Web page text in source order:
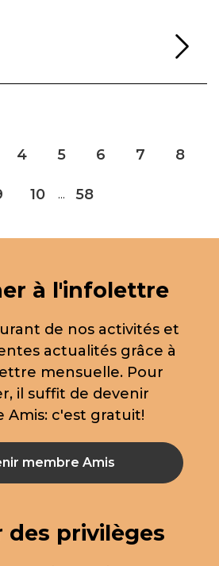
4 5 6 7 8
10 ... 58
à l'infolettre
de nos activités et
actualités grâce à
mensuelle. Pour
il suffit de devenir
Amis: c'est gratuit!
membre Amis
des privilèges